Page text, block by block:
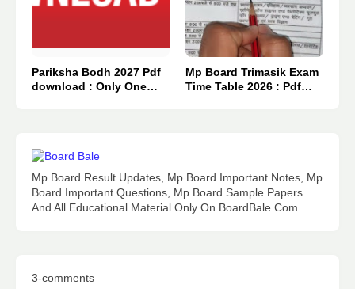
Pariksha Bodh 2027 Pdf
download : Only One
Mp Board Trimasik Exam
Time Table 2026 : Pdf
Mp Board Result Updates, Mp Board Important Notes, Mp
Board Important Questions, Mp Board Sample Papers
And All Educational Material Only On BoardBale.Com
3-comments